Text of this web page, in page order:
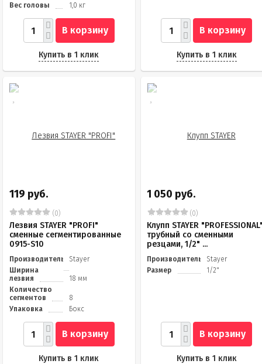
Вес головы
1,0 кг
В корзину
Купить в 1 клик
В корзину
Купить в 1 клик
119 руб.
(0)
Лезвия STAYER "PROFI"
сменные сегментированные
0915-S10
Производитель
Stayer
Ширина
лезвия
18 мм
Количество
сегментов
8
Упаковка
Бокс
В корзину
Купить в 1 клик
1 050 руб.
(0)
Клупп STAYER
трубный со сменными
резцами, 1/2" ...
Производитель
Stayer
Размер
1/2"
В корзину
Купить в 1 клик